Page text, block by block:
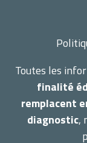
Toutes les
finalité
remplacent
diagnostic,